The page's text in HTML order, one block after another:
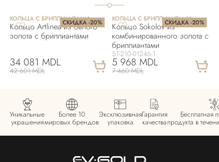
СКИДКА -20%
КОЛЬЦА С БРИЛЛИАНТАМИ
Кольцо Artlinea из белого
золота с бриллиантами
34 081 MDL
42 601 MDL
СКИДКА -20%
КОЛЬЦА С БРИЛЛИАНТАМИ
Кольцо Sokolov из
комбинированного золота с
бриллиантами
51-210-01246-1
5 968 MDL
7 460 MDL
Уникальные
украшения
Более 10
мировых брендов
Эксклюзивная
упаковка
Гарантия
качества
Бесплатная
продукта в